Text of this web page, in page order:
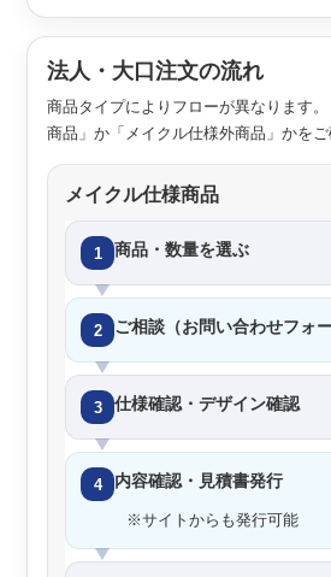
法人・大口注文の流れ
商品タイプによりフローが異なります
商品」か「メイクル仕様外商品」かをご
メイクル仕様商品
1 商品・数量を選ぶ
2 ご相談（お問い合わせフォー
3 仕様確認・デザイン確認
4 内容確認・見積書発行
※サイトからも発行可能